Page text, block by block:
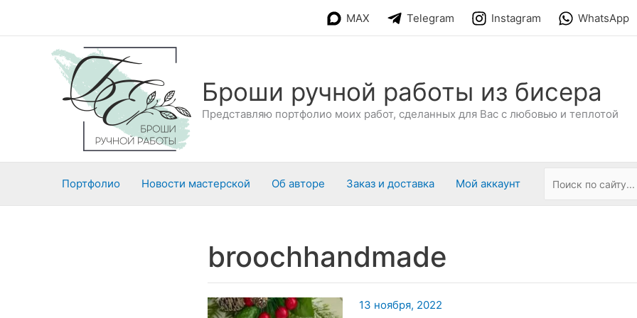
MAX Telegram Instagram WhatsApp
Броши ручной работы из бисера
Представляю портфолио моих работ, сделанных для Вас с любовью и теплотой
Портфолио Новости мастерской Об авторе Заказ и доставка Мой аккаунт
broochhandmade
13 ноября, 2022